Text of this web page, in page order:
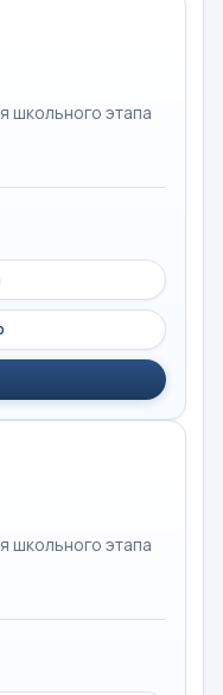
школьного этапа
школьного этапа